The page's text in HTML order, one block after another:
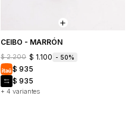
CEIBO - MARRÓN
+ 4 variantes
$ 2.200 $ 1.100 50
$ 935
$ 935